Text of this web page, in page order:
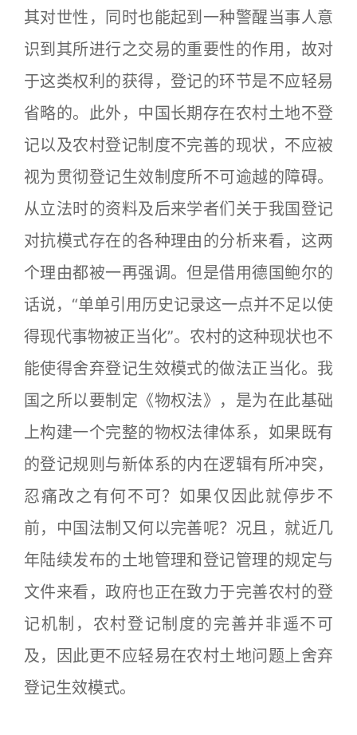
其对世性，同时也能起到一种警醒当事人意
识到其所进行之交易的重要性的作用，故对
于这类权利的获得，登记的环节是不应轻易
省略的。此外，中国长期存在农村土地不登
记以及农村登记制度不完善的现状，不应被
视为贯彻登记生效制度所不可逾越的障碍。
从立法时的资料及后来学者们关于我国登记
对抗模式存在的各种理由的分析来看，这两
个理由都被一再强调。但是借用德国鲍尔的
话说，“单单引用历史记录这一点并不足以使
得现代事物被正当化”。农村的这种现状也不
能使得舍弃登记生效模式的做法正当化。我
国之所以要制定《物权法》，是为在此基础
上构建一个完整的物权法律体系，如果既有
的登记规则与新体系的内在逻辑有所冲突，
忍痛改之有何不可？如果仅因此就停步不
前，中国法制又何以完善呢？况且，就近几
年陆续发布的土地管理和登记管理的规定与
文件来看，政府也正在致力于完善农村的登
记机制，农村登记制度的完善并非遥不可
及，因此更不应轻易在农村土地问题上舍弃
登记生效模式。